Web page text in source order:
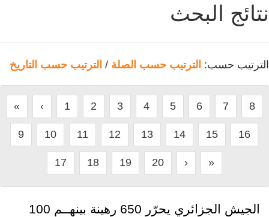
نتائج البحث
الترتيب حسب: الترتيب حسب الصلة / الترتيب حسب التاريخ
« ‹ 1 2 3 4 5 6 7 8
9 10 11 12 13 14 15 16
17 18 19 20 › »
الجيش الجزائري يحرّر ‬650 رهينة بينهــم ‬100